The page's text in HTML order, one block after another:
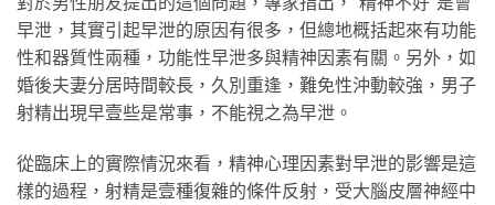
早泄，其實引起早泄的原因有很多，但總地概括起來有功能
性和器質性兩種，功能性早泄多與精神因素有關。另外，如
婚後夫妻分居時間較長，久別重逢，難免性沖動較強，男子
射精出現早壹些是常事，不能視之為早泄。
從臨床上的實際情況來看，精神心理因素對早泄的影響是這
樣的過程，射精是壹種復雜的條件反射，受大腦皮層神經中